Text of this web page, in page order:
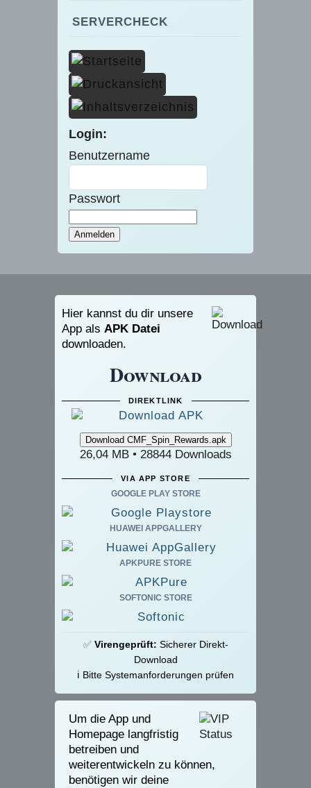
SERVERCHECK
Login:
Benutzername
Passwort
Hier kannst du dir unsere
App als APK Datei
downloaden.
Download
DIREKTLINK
26,04 MB • 28844 Downloads
VIA APP STORE
GOOGLE PLAY STORE
HUAWEI APPGALLERY
APKPURE STORE
SOFTONIC STORE
✅ Virengeprüft: Sicherer Direkt-
Download
ℹ️ Bitte Systemanforderungen prüfen
Um die App und
Homepage langfristig
betreiben und
weiterentwickeln zu können,
benötigen wir deine